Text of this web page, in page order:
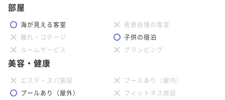
部屋
海が見える客室
夜景自慢の客室
離れ・コテージ
子供の宿泊
ルームサービス
グランピング
美容・健康
エステ・スパ施設
プールあり（屋内）
プールあり（屋外）
フィットネス施設